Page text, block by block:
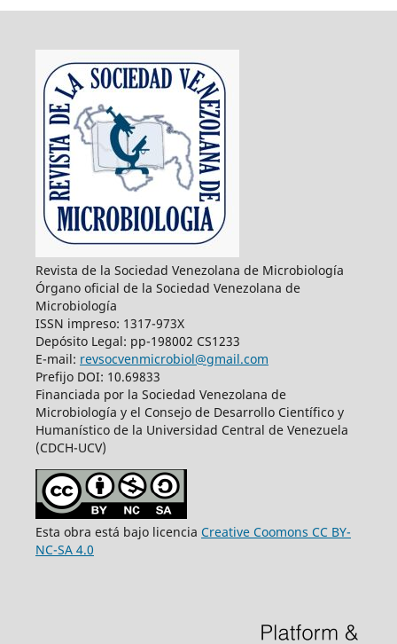
Revista de la Sociedad Venezolana de Microbiología
Órgano oficial de la Sociedad Venezolana de
Microbiología
ISSN impreso: 1317-973X
Depósito Legal: pp-198002 CS1233
E-mail: revsocvenmicrobiol@gmail.com
Prefijo DOI: 10.69833
Financiada por la Sociedad Venezolana de
Microbiología y el Consejo de Desarrollo Científico y
Humanístico de la Universidad Central de Venezuela
(CDCH-UCV)
Esta obra está bajo licencia Creative Coomons CC BY-
NC-SA 4.0